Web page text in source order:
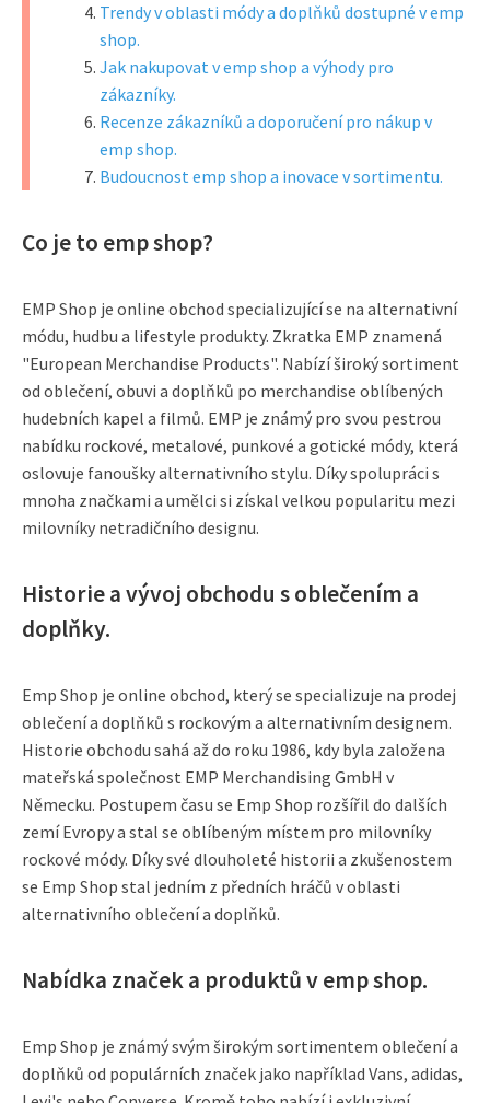
Trendy v oblasti módy a doplňků dostupné v emp
shop.
Jak nakupovat v emp shop a výhody pro
zákazníky.
Recenze zákazníků a doporučení pro nákup v
emp shop.
Budoucnost emp shop a inovace v sortimentu.
Co je to emp shop?
EMP Shop je online obchod specializující se na alternativní
módu, hudbu a lifestyle produkty. Zkratka EMP znamená
"European Merchandise Products". Nabízí široký sortiment
od oblečení, obuvi a doplňků po merchandise oblíbených
hudebních kapel a filmů. EMP je známý pro svou pestrou
nabídku rockové, metalové, punkové a gotické módy, která
oslovuje fanoušky alternativního stylu. Díky spolupráci s
mnoha značkami a umělci si získal velkou popularitu mezi
milovníky netradičního designu.
Historie a vývoj obchodu s oblečením a
doplňky.
Emp Shop je online obchod, který se specializuje na prodej
oblečení a doplňků s rockovým a alternativním designem.
Historie obchodu sahá až do roku 1986, kdy byla založena
mateřská společnost EMP Merchandising GmbH v
Německu. Postupem času se Emp Shop rozšířil do dalších
zemí Evropy a stal se oblíbeným místem pro milovníky
rockové módy. Díky své dlouholeté historii a zkušenostem
se Emp Shop stal jedním z předních hráčů v oblasti
alternativního oblečení a doplňků.
Nabídka značek a produktů v emp shop.
Emp Shop je známý svým širokým sortimentem oblečení a
doplňků od populárních značek jako například Vans, adidas,